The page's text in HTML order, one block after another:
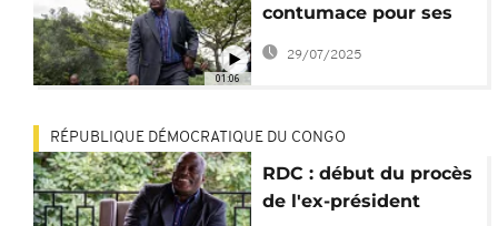
01:06
contumace pour ses
présumés liens avec
le M23
29/07/2025
RÉPUBLIQUE DÉMOCRATIQUE DU CONGO
RDC : début du procès
de l'ex-président